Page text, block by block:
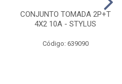
CONJUNTO TOMADA 2P+T
4X2 10A - STYLUS
Código: 639090